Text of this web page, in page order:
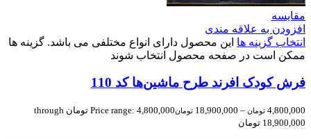
مقایسه
افزودن به علاقه مندی
انتخاب گزینه ها این محصول دارای انواع مختلفی می باشد. گزینه ها
ممکن است در صفحه محصول انتخاب شوند
فرش کودک افرند طرح ماشین‌ها کد 110
4,800,000 تومان –
18,900,000 تومان
Price range: 4,800,000 تومان through
18,900,000 تومان